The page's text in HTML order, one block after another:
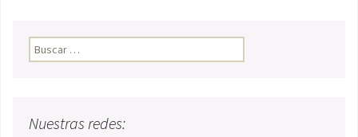
Buscar:
Nuestras redes: